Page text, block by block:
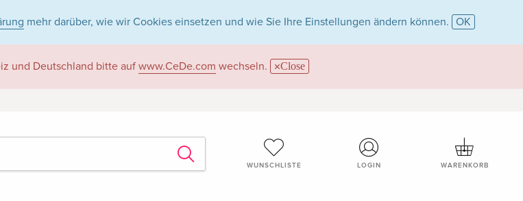
mehr darüber, wie wir Cookies einsetzen und wie Sie Ihre Einstellungen ändern können. OK
und Deutschland bitte auf www.CeDe.com wechseln. Close
WUNSCHLISTE LOGIN WARENKORB